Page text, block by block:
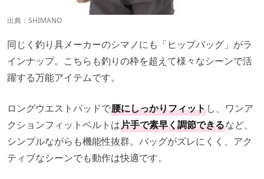
出典： SHIMANO
同じく釣り具メーカーのシマノにも「ヒップバッグ」がラ
インナップ。こちらも釣りの枠を超えて様々なシーンで活
躍する万能アイテムです。
ロングウエストパッドで腰にしっかりフィットし、ワンア
クションフィットベルトは片手で素早く調節できるなど、
シンプルながらも機能性抜群。バッグがズレにくく、アク
ティブなシーンでも動作は快適です。